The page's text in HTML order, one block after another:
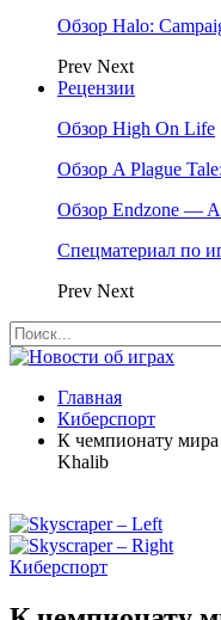
Обзор Halo:
Prev Next
Рецензии
Обзор High On Life
Обзор A Plague
Обзор Endzone —
Спецматериал по
Prev Next
Главная
Киберспорт
К чемпионату мира
Khalib
Киберспорт